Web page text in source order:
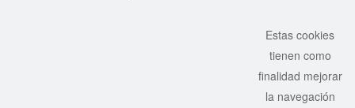
Estas cookies
tienen como
finalidad mejorar
la navegación